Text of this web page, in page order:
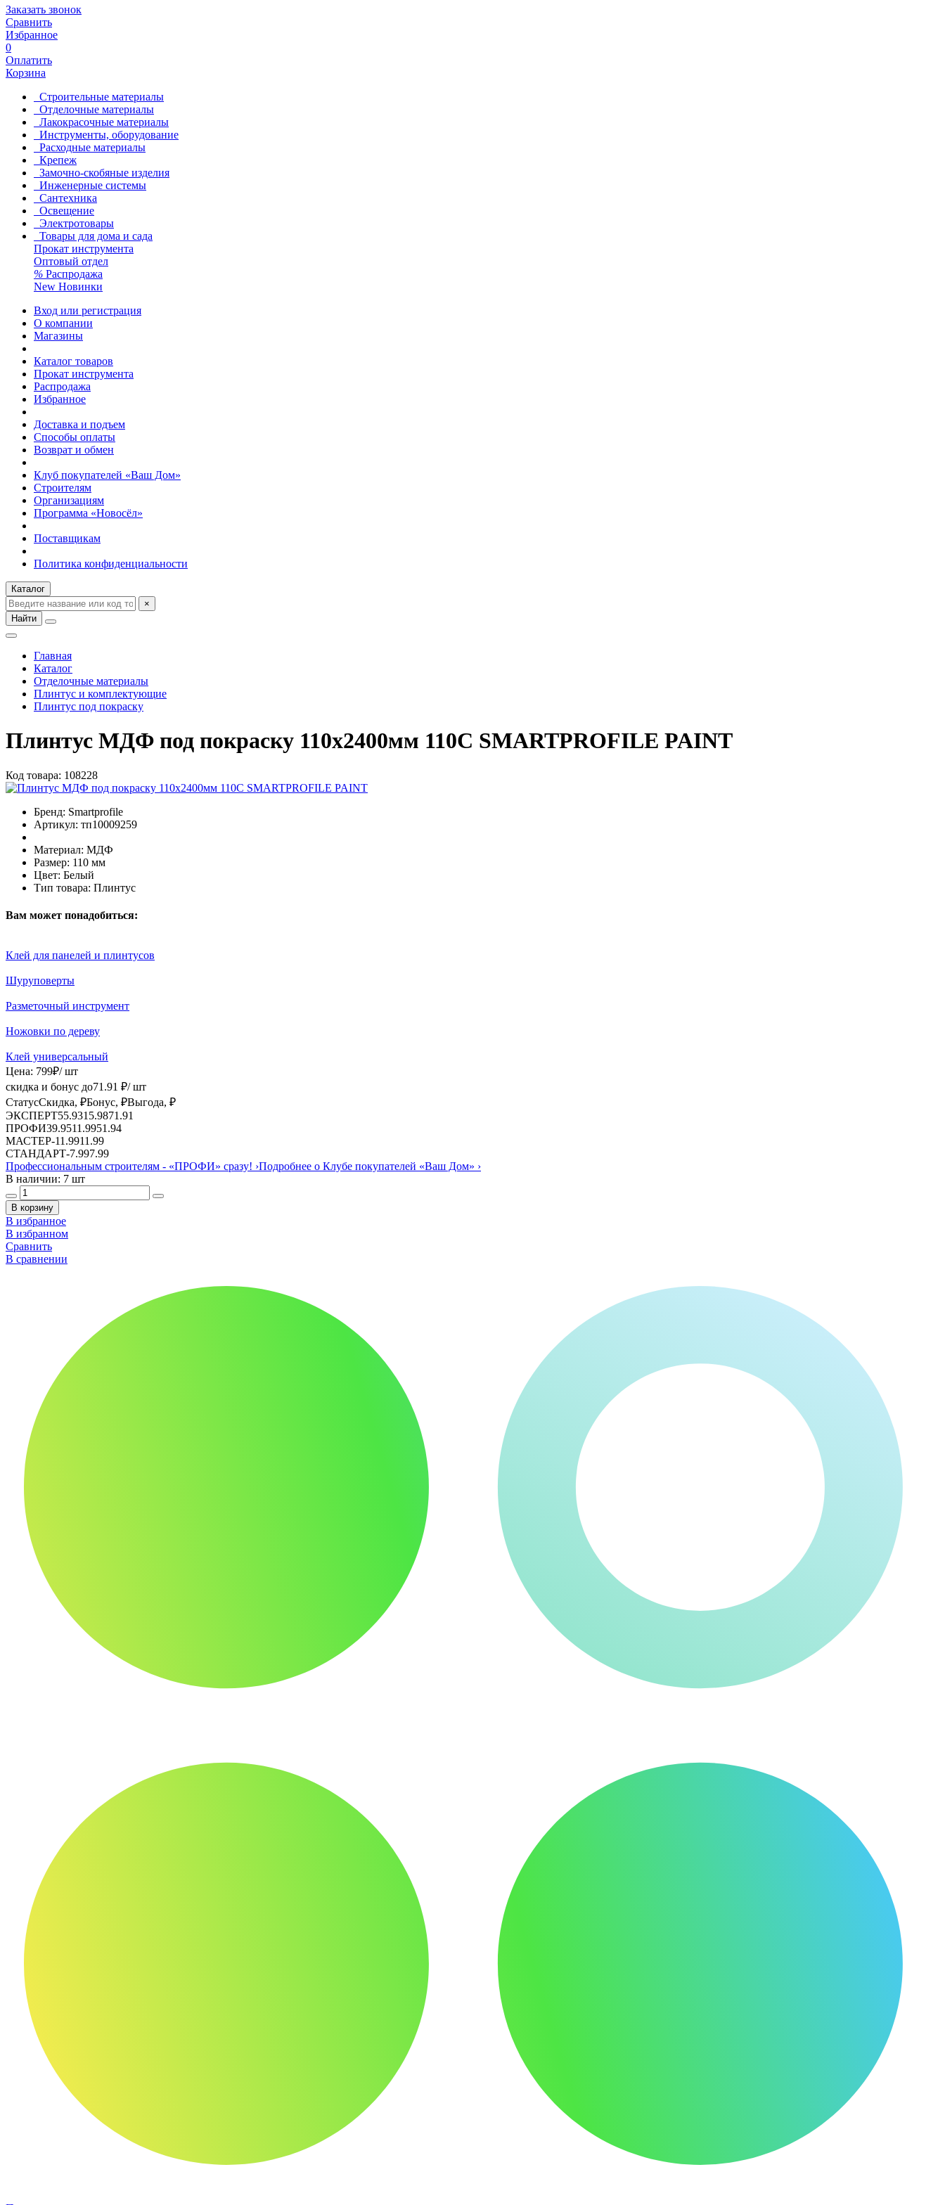
Заказать звонок
Сравнить
Избранное
0
Оплатить
Корзина
Строительные материалы
Отделочные материалы
Лакокрасочные материалы
Инструменты, оборудование
Расходные материалы
Крепеж
Замочно-скобяные изделия
Инженерные системы
Сантехника
Освещение
Электротовары
Товары для дома и сада
Прокат инструмента
Оптовый отдел
% Распродажа
New Новинки
Вход или регистрация
О компании
Магазины
Каталог товаров
Прокат инструмента
Распродажа
Избранное
Доставка и подъем
Способы оплаты
Возврат и обмен
Клуб покупателей «Ваш Дом»
Строителям
Организациям
Программа «Новосёл»
Поставщикам
Политика конфиденциальности
Каталог
×
Найти
Главная
Каталог
Отделочные материалы
Плинтус и комплектующие
Плинтус под покраску
Плинтус МДФ под покраску 110х2400мм 110C SMARTPROFILE PAINT
Код товара: 108228
Бренд: Smartprofile
Артикул: тп10009259
Материал: МДФ
Размер: 110 мм
Цвет: Белый
Тип товара: Плинтус
Вам может понадобиться:
Клей для панелей и плинтусов
Шуруповерты
Разметочный инструмент
Ножовки по дереву
Клей универсальный
Цена: 799₽/ шт
скидка и бонус до71.91 ₽/ шт
СтатусСкидка, ₽Бонус, ₽Выгода, ₽
ЭКСПЕРТ55.9315.9871.91
ПРОФИ39.9511.9951.94
МАСТЕР-11.9911.99
СТАНДАРТ-7.997.99
Профессиональным строителям - «ПРОФИ» сразу! ›Подробнее о Клубе покупателей «Ваш Дом» ›
В наличии: 7 шт
В корзину
В избранное
В избранном
Сравнить
В сравнении